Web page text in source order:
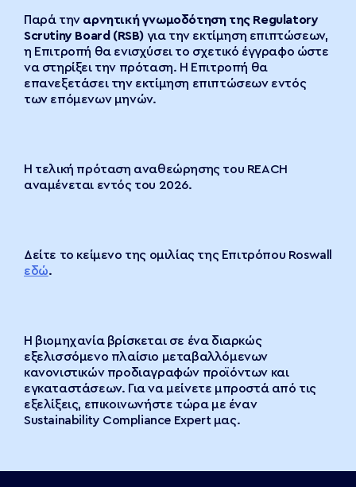
Παρά την αρνητική γνωμοδότηση της Regulatory
Scrutiny Board (RSB) για την εκτίμηση επιπτώσεων,
η Επιτροπή θα ενισχύσει το σχετικό έγγραφο ώστε
να στηρίξει την πρόταση. Η Επιτροπή θα
επανεξετάσει την εκτίμηση επιπτώσεων εντός
των επόμενων μηνών.
Η τελική πρόταση αναθεώρησης του REACH
αναμένεται εντός του 2026.
Δείτε το κείμενο της ομιλίας της Επιτρόπου Roswall
εδώ.
Η βιομηχανία βρίσκεται σε ένα διαρκώς
εξελισσόμενο πλαίσιο μεταβαλλόμενων
κανονιστικών προδιαγραφών προϊόντων και
εγκαταστάσεων. Για να μείνετε μπροστά από τις
εξελίξεις, επικοινωνήστε τώρα με έναν
Sustainability Compliance Expert μας.